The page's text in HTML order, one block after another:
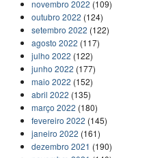
novembro 2022 (109)
outubro 2022 (124)
setembro 2022 (122)
agosto 2022 (117)
julho 2022 (122)
junho 2022 (177)
maio 2022 (152)
abril 2022 (135)
março 2022 (180)
fevereiro 2022 (145)
janeiro 2022 (161)
dezembro 2021 (190)